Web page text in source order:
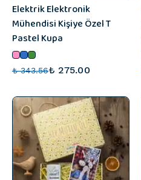
Elektrik Elektronik
Mühendisi Kişiye Özel T
Pastel Kupa
₺ 343.56₺ 275.00